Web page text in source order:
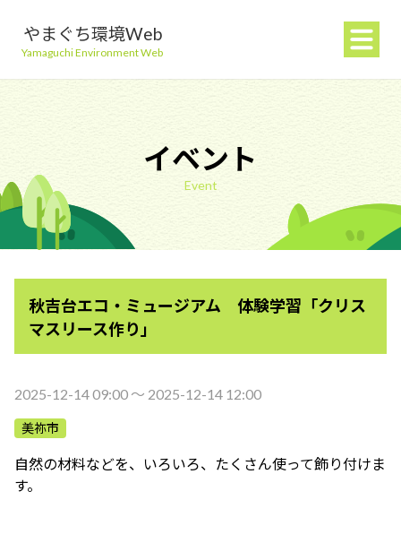
やまぐち環境Web
Yamaguchi Environment Web
地球温暖化を防ぐ
ごみを減らす
自然環境を守る
生活環境を守る（大気・水）
イベント
Event
秋吉台エコ・ミュージアム 体験学習「クリス
マスリース作り」
2025-12-14 09:00 〜 2025-12-14 12:00
美祢市
自然の材料などを、いろいろ、たくさん使って飾り付けま
す。